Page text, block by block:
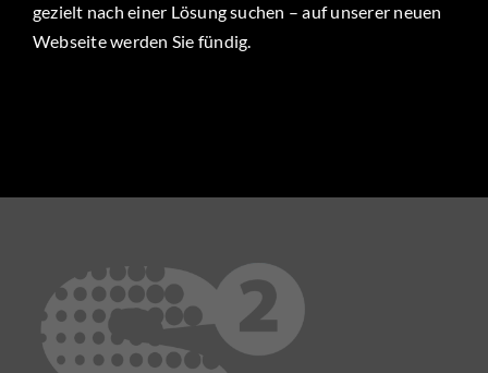
gezielt nach einer Lösung suchen – auf unserer neuen
Webseite werden Sie fündig.